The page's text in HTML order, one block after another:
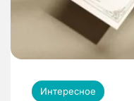
Интересное